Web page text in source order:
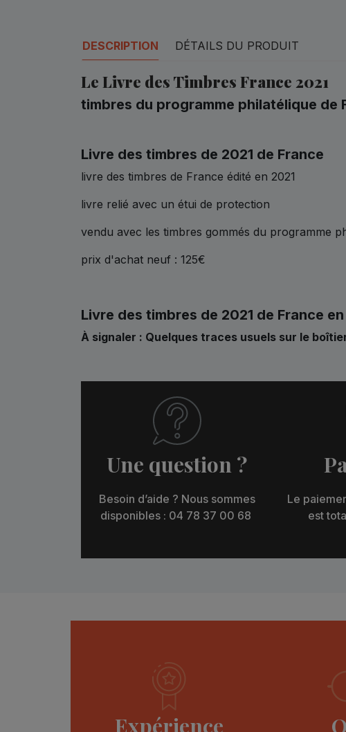
DESCRIPTION DÉTAILS DU PRODUIT
Le Livre des Timbres France 2021
timbres du programme philatélique de
Livre des timbres de 2021 de France
livre des timbres de France édité en 2021
livre relié avec un étui de protection
vendu avec les timbres gommés du programme
prix d'achat neuf : 125€
Livre des timbres de 2021 de France
À signaler : Quelques traces usuels sur le
Une question ?
Besoin d’aide ? Nous sommes
disponibles : 04 78 37 00 68
Le
est
Expérience